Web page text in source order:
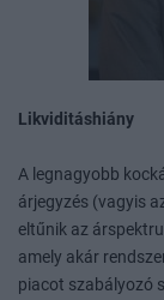
Likviditáshiány
A legnagyobb
árjegyzés (vagyis
eltűnik az
amely akár
piacot szabályozó